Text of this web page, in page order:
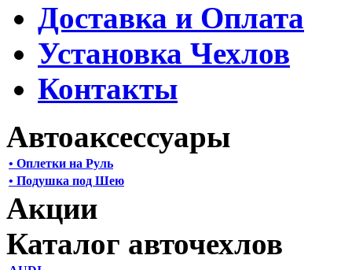
Доставка и Оплата
Установка Чехлов
Контакты
Автоаксессуары
• Оплетки на Руль
• Подушка под Шею
Акции
Каталог авточехлов